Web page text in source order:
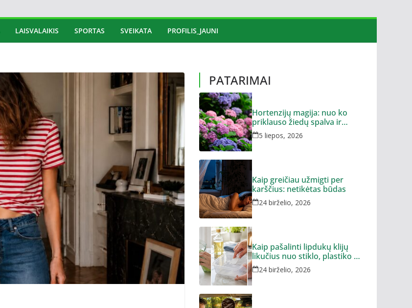
LAISVALAIKIS SPORTAS SVEIKATA PROFILIS_JAUNI
PATARIMAI
Hortenzijų magija: nuo ko
priklauso žiedų spalva ir
dydis?
5 liepos, 2026
Kaip greičiau užmigti per
karščius: netikėtas būdas
24 birželio, 2026
Kaip pašalinti lipdukų klijų
likučius nuo stiklo, plastiko ar
metalo
24 birželio, 2026